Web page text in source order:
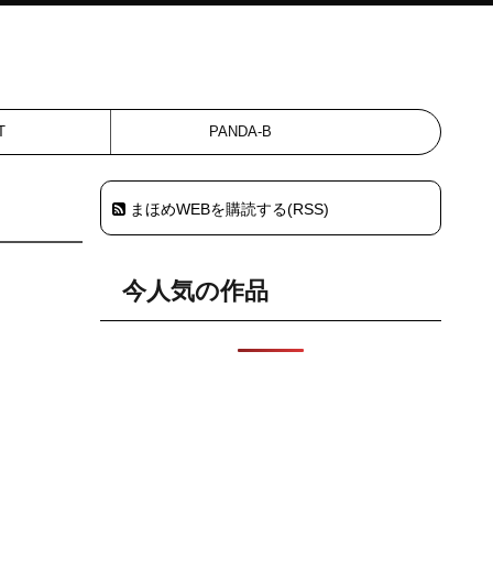
PANDA-B
まほめWEBを購読する(RSS)
今人気の作品